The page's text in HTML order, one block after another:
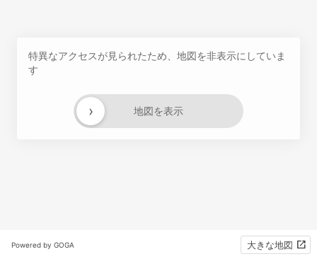
特異なアクセスが見られたため、地図を非表示にしていま
す
地図を表示
›
Powered by GOGA 大きな地図